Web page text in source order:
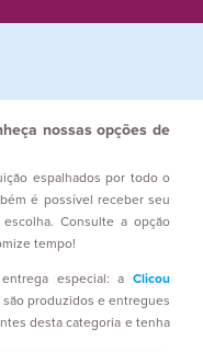
nossas opções de
espalhados por todo o
é possível receber seu
Consulte a opção
tempo!
especial: aClicou
produzidos e entregues
desta categoria e tenha